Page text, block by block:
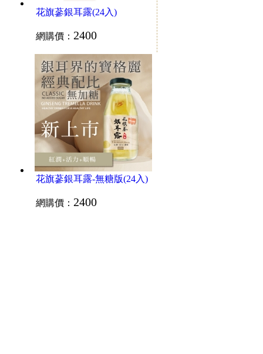
花旗蔘銀耳露(24入)
網購價： 2400
花旗蔘銀耳露-無糖版(24入)
網購價： 2400